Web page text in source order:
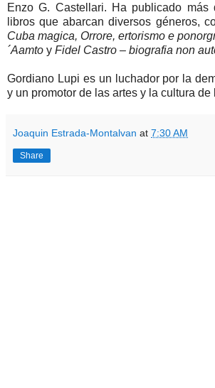
Enzo G. Castellari. Ha publicado
libros que abarcan diversos géneros,
Cuba magica, Orrore, ertorismo e
´Aamto y Fidel Castro – biografia non
Gordiano Lupi es un luchador por la
y un promotor de las artes y la cultura de
Joaquin Estrada-Montalvan at 7:30 AM
Share